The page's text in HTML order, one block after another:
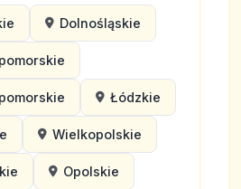
Dolnośląskie
Łódzkie
Wielkopolskie
Opolskie